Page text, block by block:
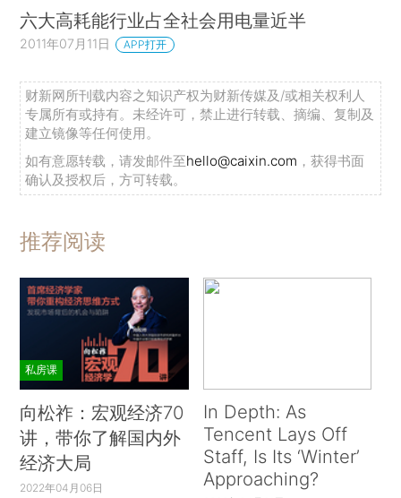
六大高耗能行业占全社会用电量近半
2011年07月11日 APP打开
财新网所刊载内容之知识产权为财新传媒及/或相关权利人
专属所有或持有。未经许可，禁止进行转载、摘编、复制及
建立镜像等任何使用。
如有意愿转载，请发邮件至hello@caixin.com ，获得书面
确认及授权后，方可转载。
推荐阅读
私房课
向松祚：宏观经济70
讲，带你了解国内外
经济大局
2022年04月06日
In Depth: As
Tencent Lays Off
Staff, Is Its ‘Winter’
Approaching?